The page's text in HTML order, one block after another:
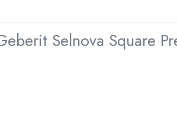
Selnova Square